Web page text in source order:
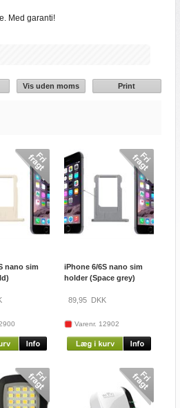
Med garanti!
Vis uden moms Print
nano sim
iPhone 6/6S nano sim
holder (Space grey)
89,95DKK
Varenr. 12902